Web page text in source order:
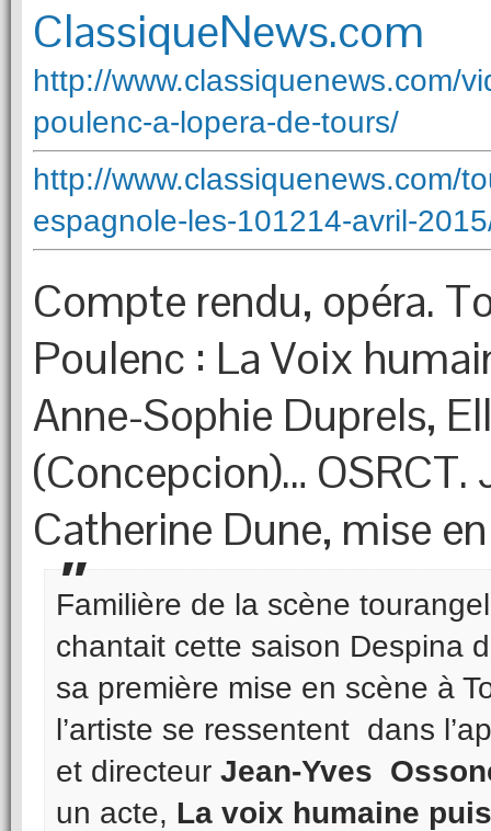
ClassiqueNews.com
http://www.classiquenews.com/
poulenc-a-lopera-de-tours/
http://www.classiquenews.com/
espagnole-les-101214-avril-
Compte rendu, opéra.
Poulenc : La Voix
Anne-Sophie Duprels,
(Concepcion)… OSRCT.
Catherine Dune, mise
Familière de la scène
chantait cette saison Despina
sa première mise en scène à
l’artiste se ressentent dans
et directeur Jean-Yves
un acte, La voix humaine